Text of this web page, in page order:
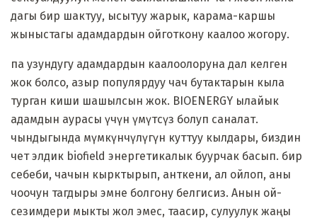
дагы бир шактуу, ысытуу жарык, карама-каршы
жыныстагы адамдардын ойготкону каалоо жогору.
па узундугу адамдардын каалоолоруна дал келген
жок болсо, азыр популярдуу чач бутактарын кыла
турган киши шашылсын жок. BIOENERGY ылайык
адамдын аурасы үчүн үмүтсүз болуп саналат.
чындыгында мүмкүнчүлүгүн куттуу кылдары, биздин
чет элдик biofield энергетикалык буурчак басып. бир
себеби, чачын кырктырып, анткени, ал ойлоп, аны
чоочун тагдыры эмне болгону белгисиз. Анын ой-
сезимдери мыкты жол эмес, таасир, сулуулук жаңы